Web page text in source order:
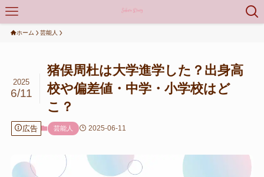
ホーム 芸能人
猪俣周杜は大学進学した？出身高
校や偏差値・中学・小学校はど
こ？
2025
6/11
広告 芸能人 2025-06-11